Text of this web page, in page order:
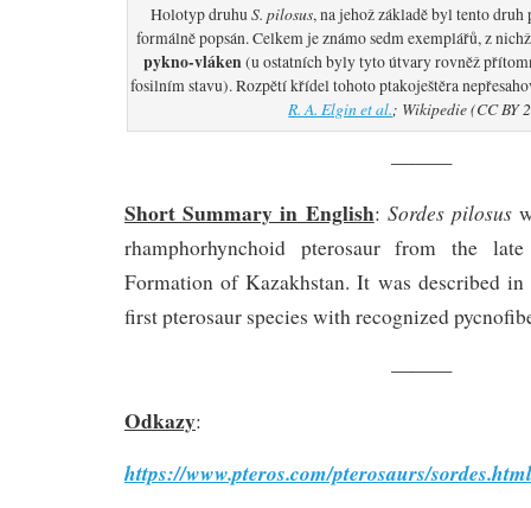
Holotyp druhu S. pilosus, na jehož základě byl tento druh
formálně popsán. Celkem je známo sedm exemplářů, z
pykno-vláken(u ostatních byly tyto útvary rovněž
fosilním stavu). Rozpětí křídel tohoto ptakoještěra
R. A. Elgin et al.; Wikipedie (CC BY
———
Short Summary in English: Sordespilosus
rhamphorhynchoid pterosaur from the late
Formation of Kazakhstan. It was described in
first pterosaur species with recognized
———
Odkazy:
https://www.pteros.com/pterosaurs/sordes.html